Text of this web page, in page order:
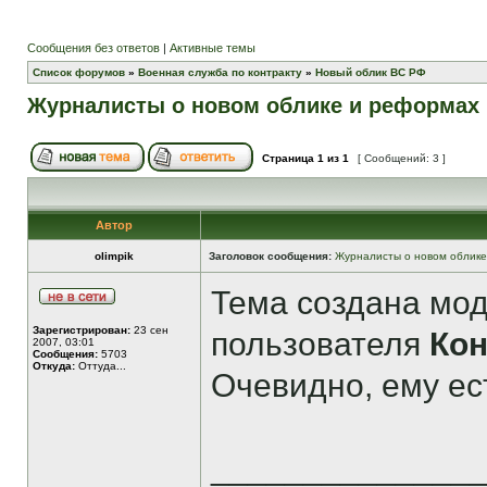
Сообщения без ответов | Активные темы
Список форумов » Военная служба по контракту » Новый облик ВС РФ
Журналисты о новом облике и реформах
Страница 1 из 1 [ Сообщений: 3 ]
Автор
olimpik Заголовок сообщения: Журналисты о новом
Зарегистрирован: 23 сен
2007, 03:01
Сообщения: 5703
Откуда: Оттуда...
Тема создана
пользователя
Очевидно, ему